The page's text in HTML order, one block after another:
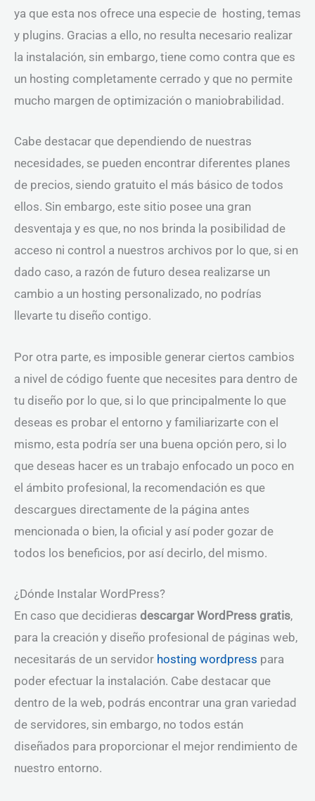
ya que esta nos ofrece una especie de hosting, temas
y plugins. Gracias a ello, no resulta necesario realizar
la instalación, sin embargo, tiene como contra que es
un hosting completamente cerrado y que no permite
mucho margen de optimización o maniobrabilidad.
Cabe destacar que dependiendo de nuestras
necesidades, se pueden encontrar diferentes planes
de precios, siendo gratuito el más básico de todos
ellos. Sin embargo, este sitio posee una gran
desventaja y es que, no nos brinda la posibilidad de
acceso ni control a nuestros archivos por lo que, si en
dado caso, a razón de futuro desea realizarse un
cambio a un hosting personalizado, no podrías
llevarte tu diseño contigo.
Por otra parte, es imposible generar ciertos cambios
a nivel de código fuente que necesites para dentro de
tu diseño por lo que, si lo que principalmente lo que
deseas es probar el entorno y familiarizarte con el
mismo, esta podría ser una buena opción pero, si lo
que deseas hacer es un trabajo enfocado un poco en
el ámbito profesional, la recomendación es que
descargues directamente de la página antes
mencionada o bien, la oficial y así poder gozar de
todos los beneficios, por así decirlo, del mismo.
¿Dónde Instalar WordPress?
En caso que decidieras descargar WordPress gratis,
para la creación y diseño profesional de páginas web,
necesitarás de un servidor hosting wordpress para
poder efectuar la instalación. Cabe destacar que
dentro de la web, podrás encontrar una gran variedad
de servidores, sin embargo, no todos están
diseñados para proporcionar el mejor rendimiento de
nuestro entorno.